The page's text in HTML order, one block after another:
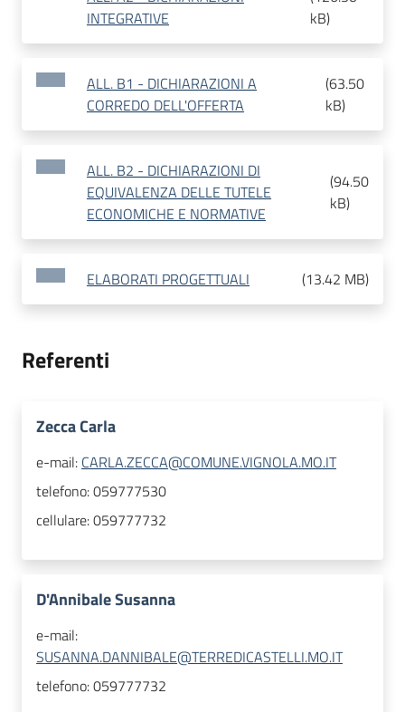
INTEGRATIVE
kB)
ALL. B1 - DICHIARAZIONI A
CORREDO DELL'OFFERTA
(63.50
kB)
ALL. B2 - DICHIARAZIONI DI
EQUIVALENZA DELLE TUTELE
ECONOMICHE E NORMATIVE
(94.50
kB)
ELABORATI PROGETTUALI (13.42 MB)
Referenti
Zecca Carla
e-mail: CARLA.ZECCA@COMUNE.VIGNOLA.MO.IT
telefono:059777530
cellulare:059777732
D'Annibale Susanna
e-mail:
SUSANNA.DANNIBALE@TERREDICASTELLI.MO.IT
telefono:059777732